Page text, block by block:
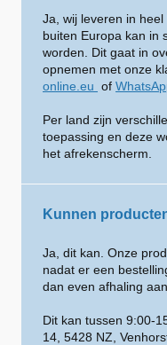
Ja, wij leveren in
buiten Europa kan in
worden. Dit gaat in
opnemen met onze
online.eu of
Per land zijn
toepassing en deze
het afrekenscherm.
Kunnen
Ja, dit kan. Onze
nadat er een
dan even afhaling
Dit kan tussen 9:00-
14, 5428 NZ,